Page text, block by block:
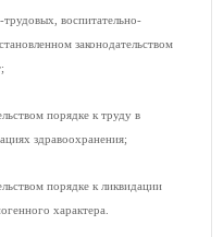
воспитательно-
законодательством
порядке к труду в
здравоохранения;
порядке к ликвидации
характера.